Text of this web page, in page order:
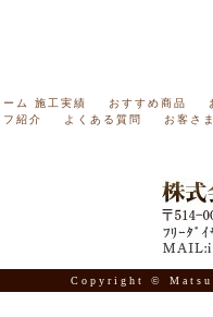
ム 施工実績 おすすめ商品
フ紹介 よくある質問
お客さ
Copyright ©